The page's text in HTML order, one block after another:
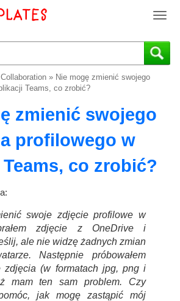
T
g
g
» Nie mogę zmienić swojego
Teams, co zrobić?
zmienić swojego
profilowego w
co zrobić?
swoje zdjęcie profilowe w
zdjęcie z OneDrive i
ale nie widzę żadnych zmian
Następnie próbowałem
zdjęcia (w formatach jpg, png i
mam ten sam problem. Czy
jak mogę zastąpić mój